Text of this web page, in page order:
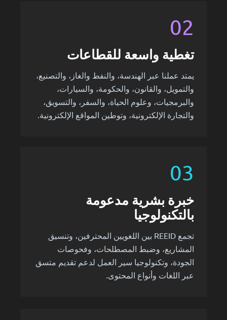
02
تغطية واسعة للقطاعات
يمتد عملنا عبر الهندسة، والنفط والغاز، والتصنيع،
والتمويل، والقانون، والحكومة، والسيارات،
والبرمجيات، وعلوم الحياة، والسفر، والتسويق،
والتجارة الإلكترونية، وتوطين المواقع الإلكترونية.
03
خبرة بشرية مدعومة
بالتكنولوجيا
تجمع REEID بين اللغويين المحترفين، وتنسيق
المشاريع، وضبط المصطلحات، وفحوصات
الجودة، وتكنولوجيا سير العمل لدعم تقديم متسق
عبر اللغات وأنواع المحتوى.